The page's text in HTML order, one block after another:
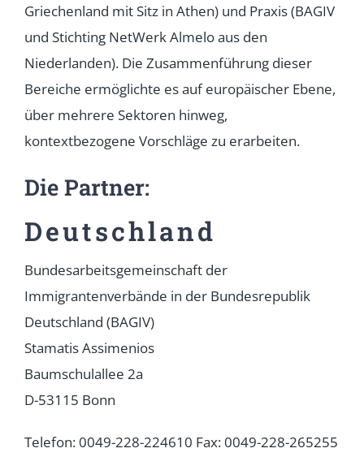
Griechenland mit Sitz in Athen) und Praxis (BAGIV
und Stichting NetWerk Almelo aus den
Niederlanden). Die Zusammenführung dieser
Bereiche ermöglichte es auf europäischer Ebene,
über mehrere Sektoren hinweg,
kontextbezogene Vorschläge zu erarbeiten.
Die Partner:
Deutschland
Bundesarbeitsgemeinschaft der
Immigrantenverbände in der Bundesrepublik
Deutschland (BAGIV)
Stamatis Assimenios
Baumschulallee 2a
D-53115 Bonn
Telefon: 0049-228-224610 Fax: 0049-228-265255